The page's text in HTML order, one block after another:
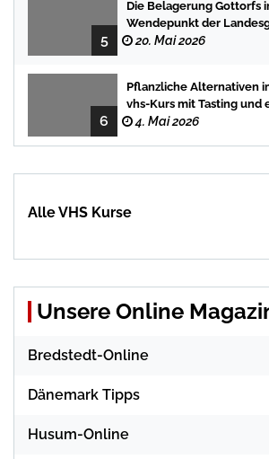
5
Die Belagerung Gottorfs
Wendepunkt der
20. Mai 2026
6
Pflanzliche Alternativen
vhs-Kurs mit Tasting und
Rezepten
4. Mai 2026
Alle VHS Kurse
Unsere Online
Bredstedt-Online
Dänemark Tipps
Husum-Online